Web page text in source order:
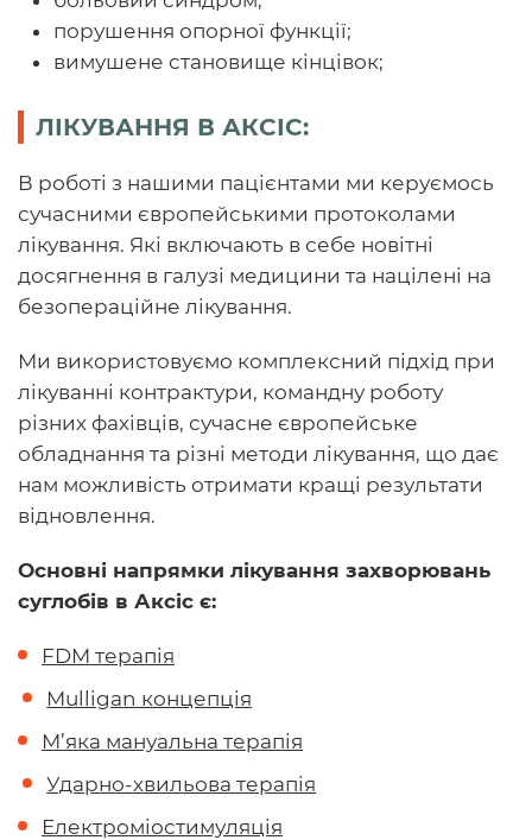
порушення опорної функції;
вимушене становище кінцівок;
ЛІКУВАННЯ В АКСІС:
В роботі з нашими пацієнтами ми керуємось
сучасними європейськими протоколами
лікування. Які включають в себе новітні
досягнення в галузі медицини та націлені на
безопераційне лікування.
Ми використовуємо комплексний підхід при
лікуванні контрактури, командну роботу
різних фахівців, сучасне європейське
обладнання та різні методи лікування, що дає
нам можливість отримати кращі результати
відновлення.
Основні напрямки лікування захворювань
суглобів в Аксіс є:
FDM терапія
Mulligan концепція
М’яка мануальна терапія
Ударно-хвильова терапія
Електроміостимуляція